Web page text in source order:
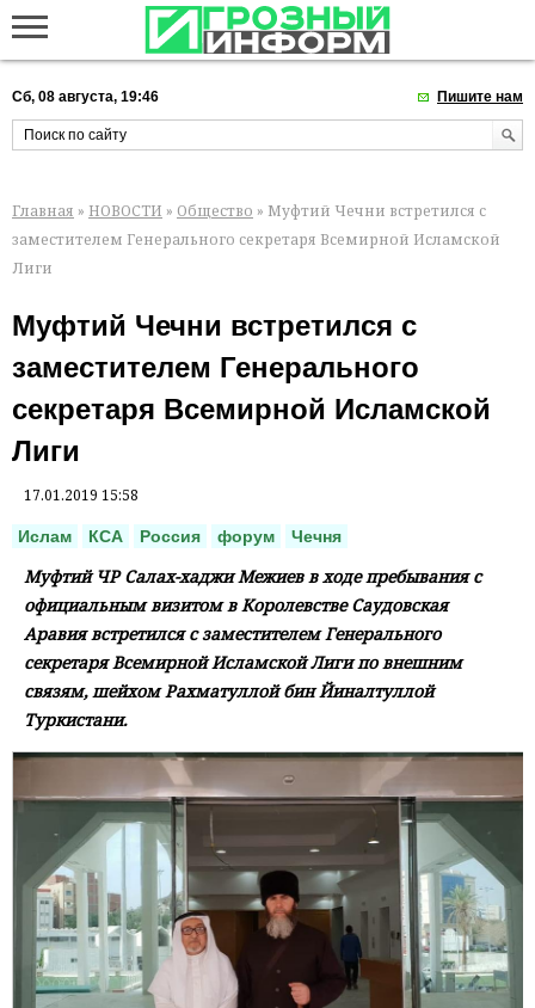
Сб, 08 августа, 19:46 Пишите нам
Главная » НОВОСТИ » Общество » Муфтий Чечни встретился с
заместителем Генерального секретаря Всемирной Исламской
Лиги
Муфтий Чечни встретился с
заместителем Генерального
секретаря Всемирной Исламской
Лиги
17.01.2019 15:58
Ислам КСА Россия форум Чечня
Муфтий ЧР Салах-хаджи Межиев в ходе пребывания с
официальным визитом в Королевстве Саудовская
Аравия встретился с заместителем Генерального
секретаря Всемирной Исламской Лиги по внешним
связям, шейхом Рахматуллой бин Йиналтуллой
Туркистани.